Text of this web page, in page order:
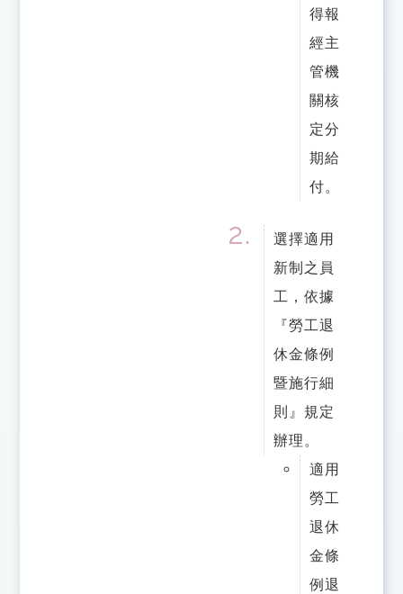
得報
經主
管機
關核
定分
期給
付。
選擇適用
新制之員
工，依據
『勞工退
休金條例
暨施行細
則』規定
辦理。
適用
勞工
退休
金條
例退